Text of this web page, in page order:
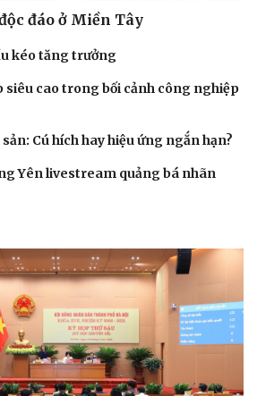
đáo ở Miền Tây
kéo tăng trưởng
siêu cao trong bối cảnh công nghiệp
Cú hích hay hiệu ứng ngắn hạn?
Yên livestream quảng bá nhãn